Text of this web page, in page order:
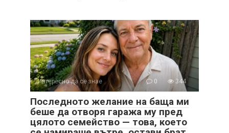
Интересно да се знае 0 344
Последното желание на баща ми
беше да отворя гаража му пред
цялото семейство — това, което